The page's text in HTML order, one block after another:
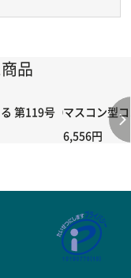
品
イッチRC-02/C002 /
第119号（2号機編）
マスコン型
6,556円